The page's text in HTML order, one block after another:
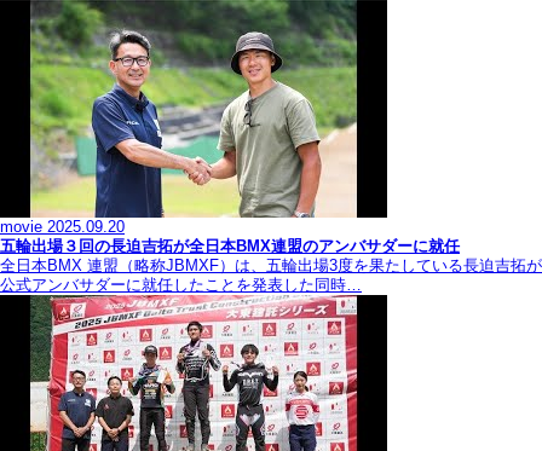
movie 2025.09.20
五輪出場３回の長迫吉拓が全日本BMX連盟のアンバサダーに就任
全日本BMX 連盟（略称JBMXF）は、五輪出場3度を果たしている長迫吉拓が
公式アンバサダーに就任したことを発表した同時…